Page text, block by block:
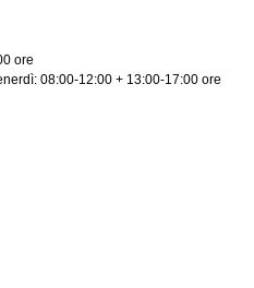
ore
08:00-12:00 + 13:00-17:00 ore